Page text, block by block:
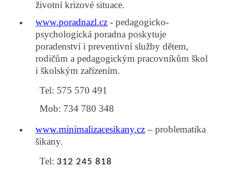
životní krizové situace.
www.poradnazl.cz - pedagogicko-
psychologická poradna poskytuje
poradenství i preventivní služby dětem,
rodičům a pedagogickým pracovníkům škol
i školským zařízením.
Tel: 575 570 491
Mob: 734 780 348
www.minimalizacesikany.cz – problematika
šikany.
Tel: 312 245 818